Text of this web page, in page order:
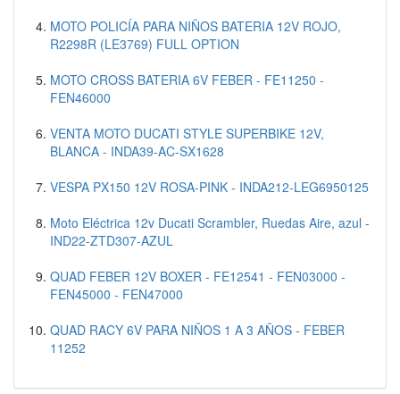
MOTO POLICÍA PARA NIÑOS BATERIA 12V ROJO,
R2298R (LE3769) FULL OPTION
MOTO CROSS BATERIA 6V FEBER - FE11250 -
FEN46000
VENTA MOTO DUCATI STYLE SUPERBIKE 12V,
BLANCA - INDA39-AC-SX1628
VESPA PX150 12V ROSA-PINK - INDA212-LEG6950125
Moto Eléctrica 12v Ducati Scrambler, Ruedas Aire, azul -
IND22-ZTD307-AZUL
QUAD FEBER 12V BOXER - FE12541 - FEN03000 -
FEN45000 - FEN47000
QUAD RACY 6V PARA NIÑOS 1 A 3 AÑOS - FEBER
11252